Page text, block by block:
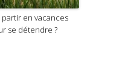
partir en vacances
se détendre ?